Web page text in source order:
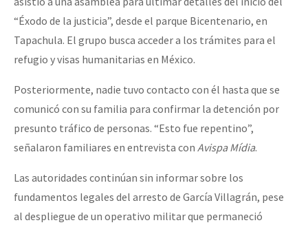
Fotorreportaje
Video
Otras secciones
Semillero Guerra contra la Humanidad. (Las poblaciones y
la naturaleza bajo asedio)
Medios Libres
COVID-19
[25 abr – CDMX] Tokín por el CNI: 30 años de Resistencia y
“Éxodo de la justicia”, desde el parque Bicentenario, en
Tapachula. El grupo busca acceder a los trámites para el
refugio y visas humanitarias en México.
Posteriormente, nadie tuvo contacto con él hasta que se
comunicó con su familia para confirmar la detención por
presunto tráfico de personas. “Esto fue repentino”,
señalaron familiares en entrevista con Avispa Mídia.
Las autoridades continúan sin informar sobre los
fundamentos legales del arresto de García Villagrán, pese
al despliegue de un operativo militar que permaneció